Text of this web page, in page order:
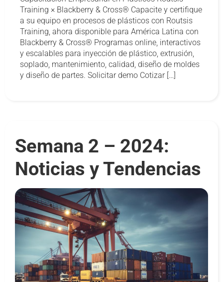
Training × Blackberry & Cross® Capacite y certifique
a su equipo en procesos de plásticos con Routsis
Training, ahora disponible para América Latina con
Blackberry & Cross® Programas online, interactivos
y escalables para inyección de plástico, extrusión,
soplado, mantenimiento, calidad, diseño de moldes
y diseño de partes. Solicitar demo Cotizar […]
Semana 2 – 2024:
Noticias y Tendencias